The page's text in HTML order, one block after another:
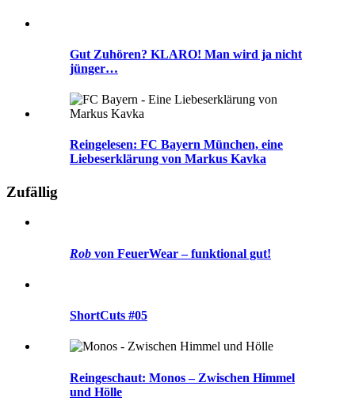
Gut Zuhören? KLARO! Man wird ja nicht
jünger…
Reingelesen: FC Bayern München, eine
Liebeserklärung von Markus Kavka
Zufällig
Rob von FeuerWear – funktional gut!
ShortCuts #05
Reingeschaut: Monos – Zwischen Himmel
und Hölle